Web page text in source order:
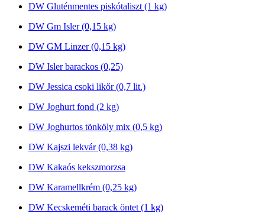
DW Gluténmentes piskótaliszt (1 kg)
DW Gm Isler (0,15 kg)
DW GM Linzer (0,15 kg)
DW Isler barackos (0,25)
DW Jessica csoki likőr (0,7 lit.)
DW Joghurt fond (2 kg)
DW Joghurtos tönköly mix (0,5 kg)
DW Kajszi lekvár (0,38 kg)
DW Kakaós kekszmorzsa
DW Karamellkrém (0,25 kg)
DW Kecskeméti barack öntet (1 kg)